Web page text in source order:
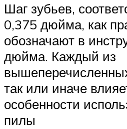
Шаг зубьев,
0,375 дюйма, как
обозначают в
дюйма. Каждый из
так или иначе
особенности
пилы